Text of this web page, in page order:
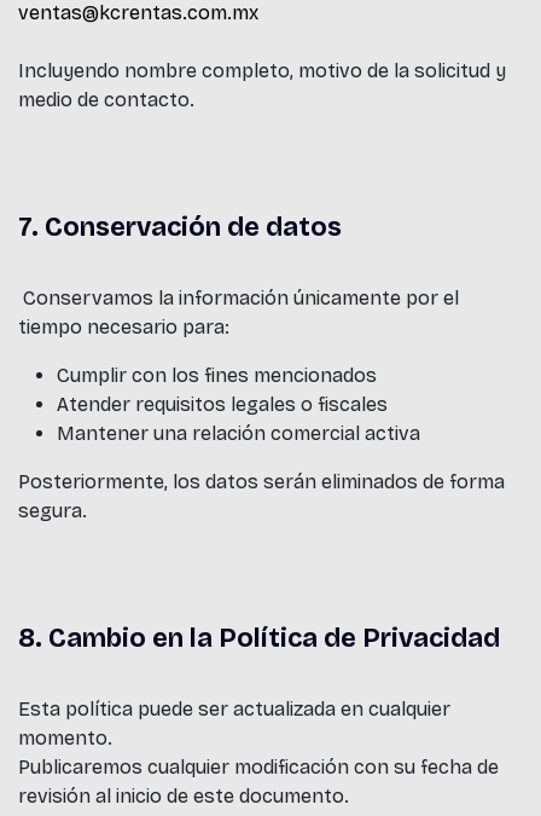
ventas@kcrentas.com.mx
Incluyendo nombre completo, motivo de la solicitud y
medio de contacto.
7. Conservación de datos
Conservamos la información únicamente por el
tiempo necesario para:
Cumplir con los fines mencionados
Atender requisitos legales o fiscales
Mantener una relación comercial activa
Posteriormente, los datos serán eliminados de forma
segura.
8. Cambio en la Política de Privacidad
Esta política puede ser actualizada en cualquier
momento.
Publicaremos cualquier modificación con su fecha de
revisión al inicio de este documento.